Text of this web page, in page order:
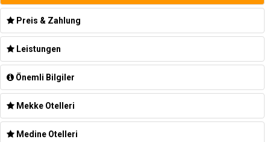
Preis & Zahlung
Leistungen
Önemli Bilgiler
Mekke Otelleri
Medine Otelleri